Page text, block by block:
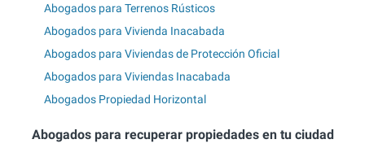
Abogados para Terrenos Rústicos
Abogados para Vivienda Inacabada
Abogados para Viviendas de Protección Oficial
Abogados para Viviendas Inacabada
Abogados Propiedad Horizontal
Abogados para recuperar propiedades en tu ciudad